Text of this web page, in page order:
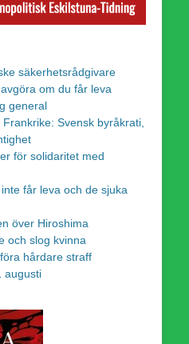
säkerhetsrådgivare
om du får leva
general
Svensk byråkrati,
för solidaritet med
får leva och de sjuka
över Hiroshima
och slog kvinna
hårdare straff
augusti